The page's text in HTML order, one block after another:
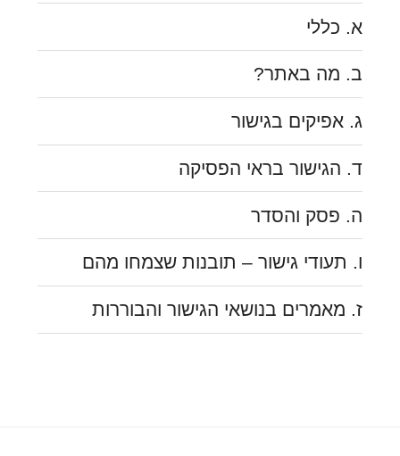
א. כללי
ב. מה באתר?
ג. אפיקים בגישור
ד. הגישור בראי הפסיקה
ה. פסק והסדר
ו. תעודי גישור – תובנות שצמחו מהם
ז. מאמרים בנושאי הגישור והבוררות